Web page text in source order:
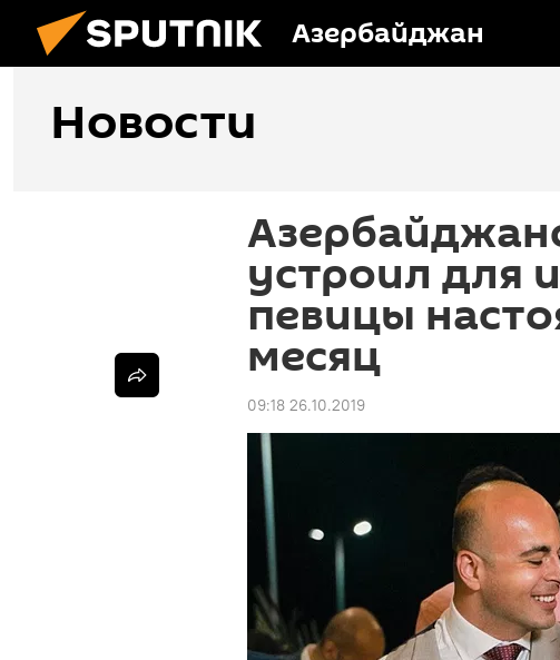
Азербайджан
Новости
устроил для
певицы
месяц
09:18 26.10.2019